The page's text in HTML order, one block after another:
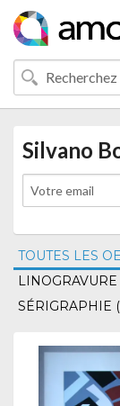
Silvano
TOUTES LES
LINOGRAVURE
SÉRIGRAPHIE